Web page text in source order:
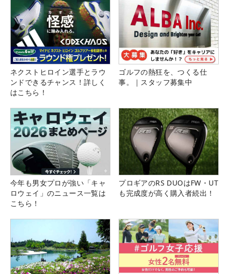
ネクストヒロイン選手とラウ
ンドできるチャンス！詳しく
はこちら！
ゴルフの熱狂を、つくる仕
事。｜スタッフ募集中
今年も男女プロが強い「キャ
ロウェイ」のニュース一覧は
こちら！
プロギアのRS DUOはFW・UT
も完成度が高く購入者続出！